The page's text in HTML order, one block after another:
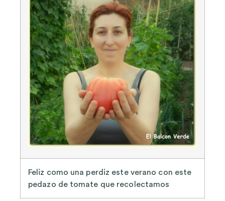
Feliz como una perdiz este verano con este
pedazo de tomate que recolectamos